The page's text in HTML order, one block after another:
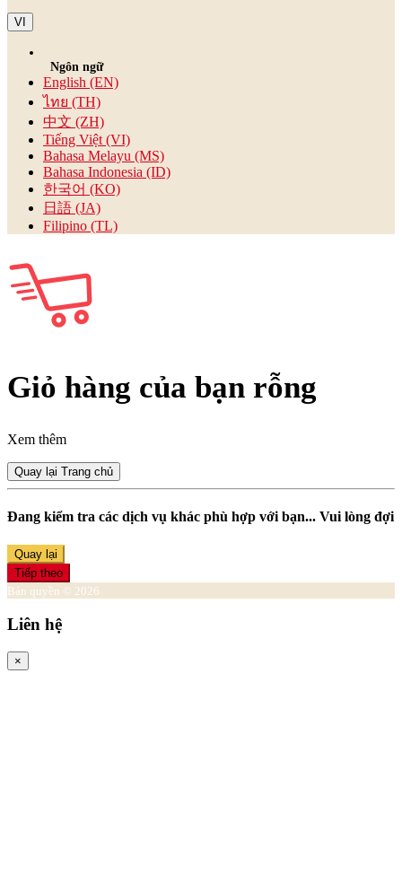
VI
Ngôn ngữ
English (EN)
ไทย (TH)
中文 (ZH)
Tiếng Việt (VI)
Bahasa Melayu (MS)
Bahasa Indonesia (ID)
한국어 (KO)
日語 (JA)
Filipino (TL)
Giỏ hàng của bạn rỗng
Xem thêm
Quay lại Trang chủ
Đang kiểm tra các dịch vụ khác phù hợp với bạn... Vui lòng đợi
Quay lại
Tiếp theo
Bản quyền © 2026
Liên hệ
×